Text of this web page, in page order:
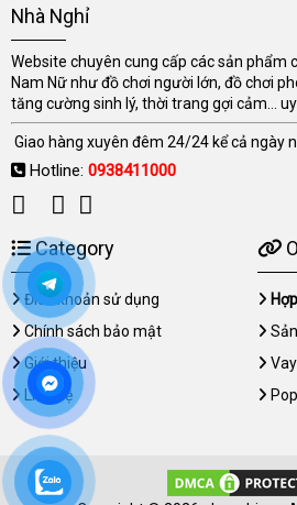
Nhà Nghỉ
Website chuyên cung cấp các sản phẩm
Nam Nữ như đồ chơi người lớn, đồ chơi
tăng cường sinh lý, thời trang gợi cảm...
Giao hàng xuyên đêm 24/24 kể cả ngày
Hotline: 0938411000
Category
Điều khoản sử dụng
Chính sách bảo mật
Giới thiệu
Liên hệ